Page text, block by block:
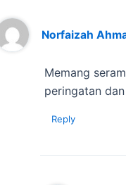
Norfaizah
Memang
peringatan
Reply